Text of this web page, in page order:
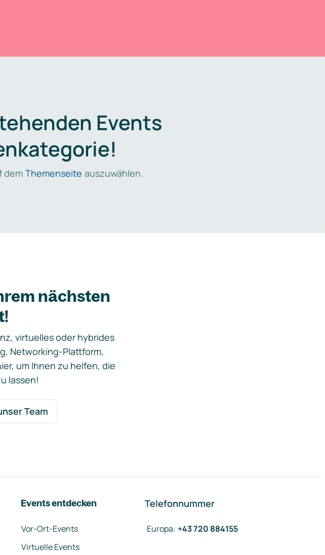
Events
dem Themenseite auszuwählen.
nächsten
virtuelles oder hybrides
Networking-Plattform,
um Ihnen zu helfen, die
lassen!
Team
Events entdecken
Vor-Ort-Events
Virtuelle Events
Telefonnummer
Europa: +43 720 884155